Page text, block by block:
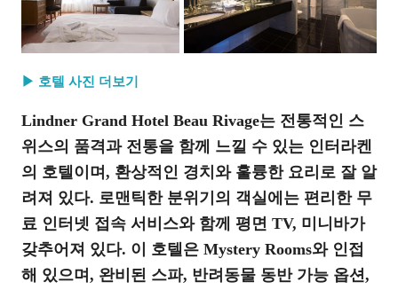
▶ 호텔 사진 더보기
Lindner Grand Hotel Beau Rivage는 전통적인 스
위스의 품격과 전통을 함께 느낄 수 있는 인터라켄
의 호텔이며, 환상적인 경치와 훌륭한 요리로 잘 알
려져 있다. 로맨틱한 분위기의 객실에는 편리한 무
료 인터넷 접속 서비스와 함께 평면 TV, 미니바가
갖추어져 있다. 이 호텔은 Mystery Rooms와 인접
해 있으며, 완비된 스파, 반려동물 동반 가능 옵션,